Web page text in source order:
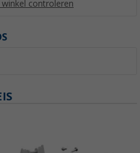
winkel controleren